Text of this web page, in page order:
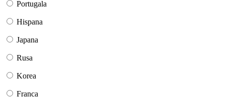
Portugala
Hispana
Japana
Rusa
Korea
Franca